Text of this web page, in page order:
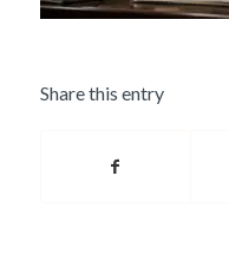
Share this entry